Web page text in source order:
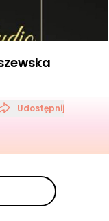
Udostępnij